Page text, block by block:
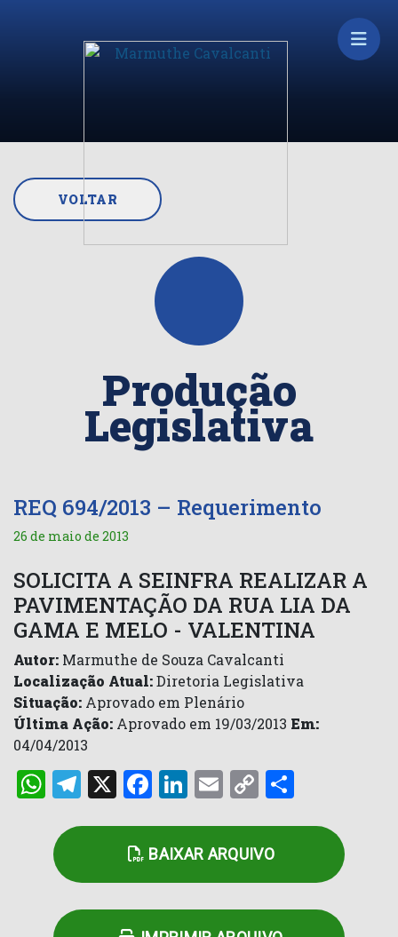
VOLTAR
Produção
Legislativa
REQ 694/2013 – Requerimento
26 de maio de 2013
SOLICITA A SEINFRA REALIZAR A
PAVIMENTAÇÃO DA RUA LIA DA
GAMA E MELO - VALENTINA
Autor: Marmuthe de Souza Cavalcanti
Localização Atual:Diretoria Legislativa
Situação: Aprovado em Plenário
Última Ação: Aprovado em 19/03/2013 Em:
04/04/2013
WhatsApp
Telegram
X Facebook
LinkedIn
Email
Copy
BAIXAR ARQUIVO